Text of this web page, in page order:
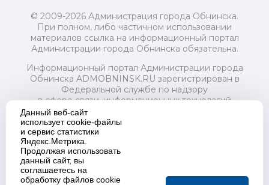
© 2009-2026 Администрация города Обнинска.
При полном, либо частичном использовании
материалов ссылка на информационный портал
Администрации города Обнинска обязательна.
Информационный портал Администрации города
Обнинска ADMOBNINSK.RU зарегистрирован в
Федеральной службе по надзору
в сфере связи, информационных технологий
и массовых коммуникаций (Роскомнадзор) 24 июля
2018 года.
Свидетельство о регистрации Эл № ФС77-73321
Учредитель: Администрация (исполнительно-
распорядительный орган) городского округа "Город
Обнинск". Главный редактор: Байкова Е.А.
Данный веб-сайт
использует cookie-файлы
и сервис статистики
Яндекс.Метрика.
Продолжая использовать
данный сайт, вы
соглашаетесь на
обработку файлов cookie